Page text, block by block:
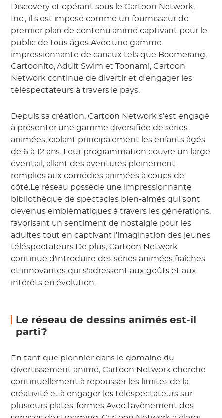
Discovery et opérant sous le Cartoon Network,
Inc., il s'est imposé comme un fournisseur de
premier plan de contenu animé captivant pour le
public de tous âges.Avec une gamme
impressionnante de canaux tels que Boomerang,
Cartoonito, Adult Swim et Toonami, Cartoon
Network continue de divertir et d'engager les
téléspectateurs à travers le pays.
Depuis sa création, Cartoon Network s'est engagé
à présenter une gamme diversifiée de séries
animées, ciblant principalement les enfants âgés
de 6 à 12 ans. Leur programmation couvre un large
éventail, allant des aventures pleinement
remplies aux comédies animées à coups de
côté.Le réseau possède une impressionnante
bibliothèque de spectacles bien-aimés qui sont
devenus emblématiques à travers les générations,
favorisant un sentiment de nostalgie pour les
adultes tout en captivant l'imagination des jeunes
téléspectateurs.De plus, Cartoon Network
continue d'introduire des séries animées fraîches
et innovantes qui s'adressent aux goûts et aux
intérêts en évolution.
Le réseau de dessins animés est-il
parti?
En tant que pionnier dans le domaine du
divertissement animé, Cartoon Network cherche
continuellement à repousser les limites de la
créativité et à engager les téléspectateurs sur
plusieurs plates-formes.Avec l'avènement des